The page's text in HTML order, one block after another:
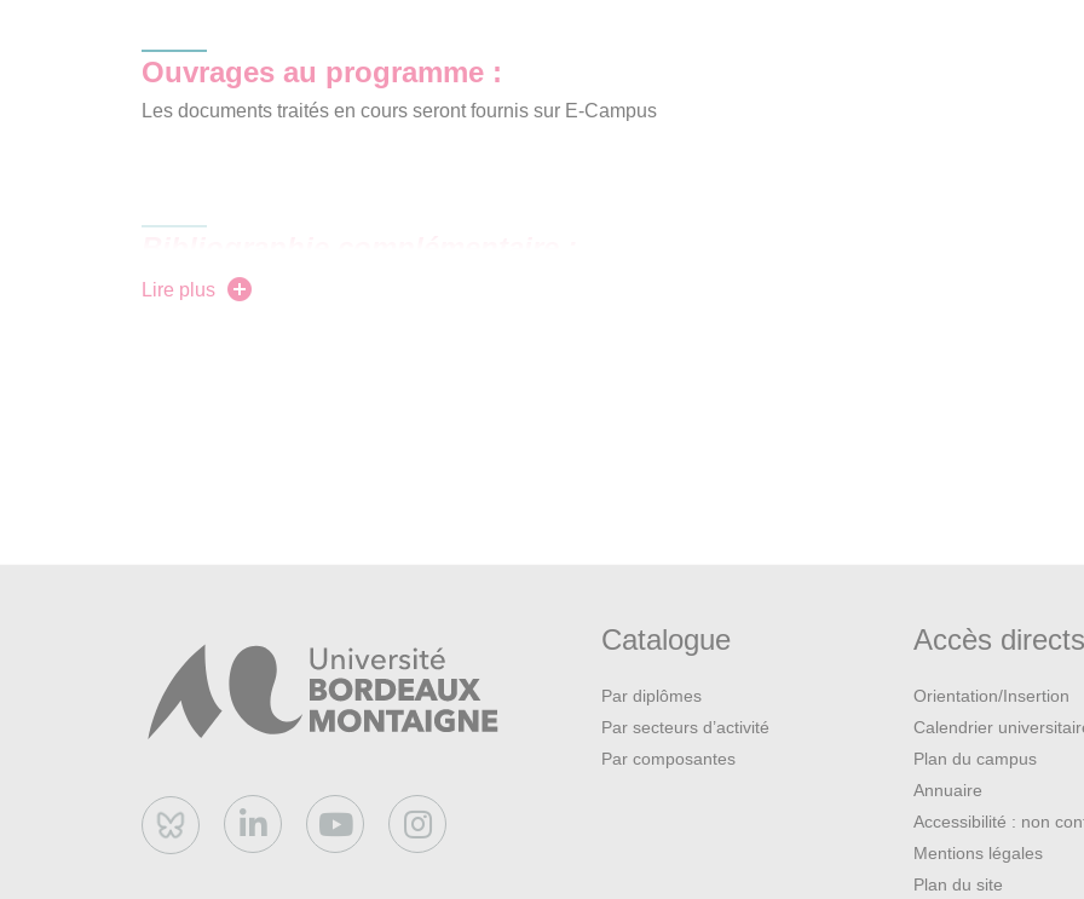
Ouvrages au programme :
Les documents traités en cours seront fournis sur E-Campus
Aleiss, Angela.
2004.
Hoxie, Frederick E., ed.Talking Back to Civilization: Indian Voices from the
Progressive Era. Boston: Bedford, 2001.
Cornell
University Press, 2001.
Lire plus
Bluesky
Catalogue
Par diplômes
Par secteurs d’activité
Par composantes
Accès
Orientation/Insertion
Calendrier
Plan du campus
Annuaire
Accessibilité : non
Mentions légales
Plan du site